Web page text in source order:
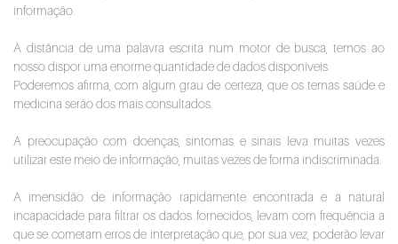
informação.
À distância de uma palavra escrita num motor de busca, temos ao
nosso dispor uma enorme quantidade de dados disponíveis.
Poderemos afirma, com algum grau de certeza, que os temas saúde e
medicina serão dos mais consultados.
A preocupação com doenças, sintomas e sinais leva muitas vezes
utilizar este meio de informação, muitas vezes de forma indiscriminada.
A imensidão de informação rapidamente encontrada e a natural
incapacidade para filtrar os dados fornecidos, levam com frequência a
que se cometam erros de interpretação que, por sua vez, poderão levar